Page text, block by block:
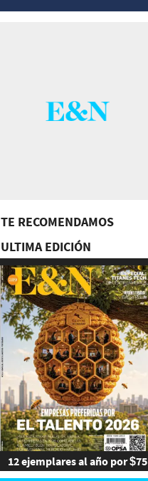
TE RECOMENDAMOS
ULTIMA EDICIÓN
12 ejemplares al año por $75